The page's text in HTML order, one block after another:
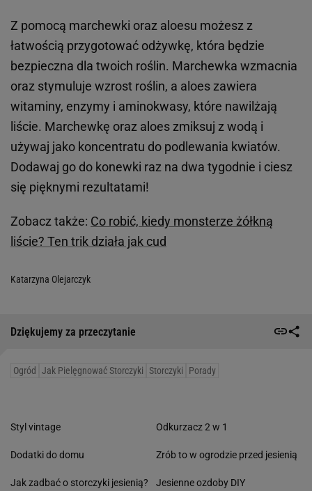
Z pomocą marchewki oraz aloesu możesz z
łatwością przygotować odżywkę, która będzie
bezpieczna dla twoich roślin. Marchewka wzmacnia
oraz stymuluje wzrost roślin, a aloes zawiera
witaminy, enzymy i aminokwasy, które nawilżają
liście. Marchewkę oraz aloes zmiksuj z wodą i
używaj jako koncentratu do podlewania kwiatów.
Dodawaj go do konewki raz na dwa tygodnie i ciesz
się pięknymi rezultatami!
Zobacz także: Co robić, kiedy monsterze żółkną
liście? Ten trik działa jak cud
Katarzyna Olejarczyk
Dziękujemy za przeczytanie
Ogród Jak Pielęgnować Storczyki Storczyki Porady
Styl vintage
Dodatki do domu
Jak zadbać o storczyki jesienią?
Odkurzacz 2 w 1
Zrób to w ogrodzie przed jesienią
Jesienne ozdoby DIY